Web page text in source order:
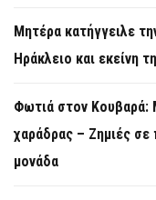
Μητέρα κατήγγειλε
Ηράκλειο και εκείνη
Φωτιά στον Κουβαρά:
χαράδρας – Ζημιές σε
μονάδα